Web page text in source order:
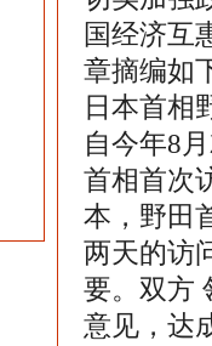
国经济互
章摘编如
日本首相
自今年8
首相首次
本，野田
两天的访
要。双方
意见，达